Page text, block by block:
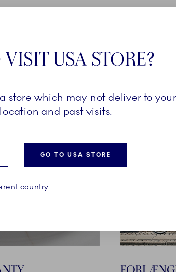
USA STORE?
store which may not deliver to your
and past visits.
GO TO USA STORE
country